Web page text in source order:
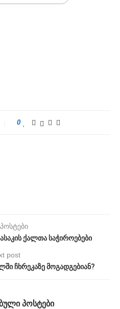
0
პოსტები
ქალთა საჭიროებები
post
ჩხრეკაზე მოგადგებიან?
ᲞᲝᲡᲢᲔᲑᲘ